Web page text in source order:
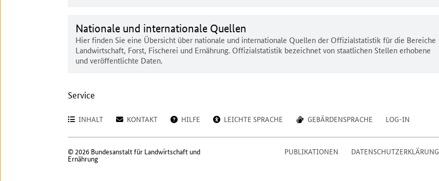
Nationale und internationale Quellen
Hier finden Sie eine Übersicht über nationale und internationale Quellen der Offizialstatistik für die Bereiche
Landwirtschaft, Forst, Fischerei und Ernährung. Offizialstatistik bezeichnet von staatlichen Stellen erhobene
und veröffentlichte Daten.
Service
INHALT KONTAKT HILFE LEICHTE SPRACHE GEBÄRDENSPRACHE LOG-IN
PUBLIKATIONEN DATENSCHUTZERKLÄRUNG
© 2026 Bundesanstalt für Landwirtschaft und
Ernährung